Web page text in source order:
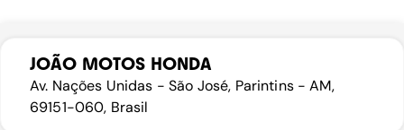
JOÃO MOTOS HONDA
Av. Nações Unidas - São José, Parintins - AM,
69151-060, Brasil